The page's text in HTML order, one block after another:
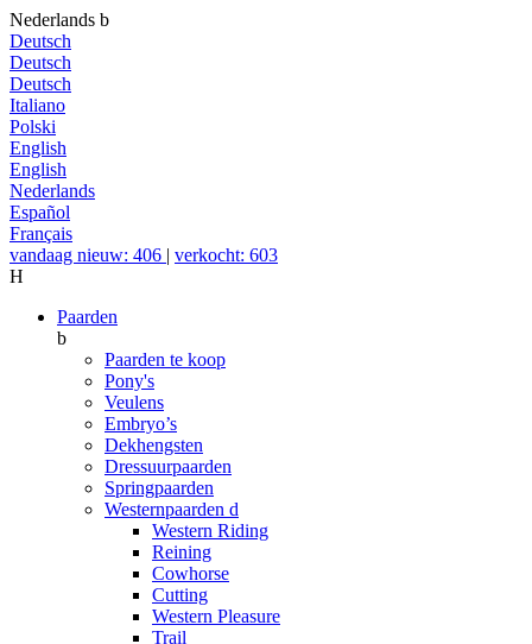
Nederlands b
Deutsch
Deutsch
Deutsch
Italiano
Polski
English
English
Nederlands
Español
Français
vandaag nieuw: 406 | verkocht: 603
H
Paarden
b
Paarden te koop
Pony's
Veulens
Embryo’s
Dekhengsten
Dressuurpaarden
Springpaarden
Westernpaarden d
Western Riding
Reining
Cowhorse
Cutting
Western Pleasure
Trail